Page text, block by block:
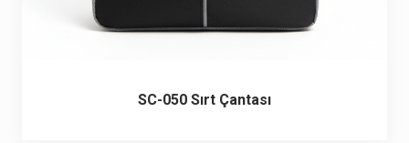
SC-050 Sırt Çantası